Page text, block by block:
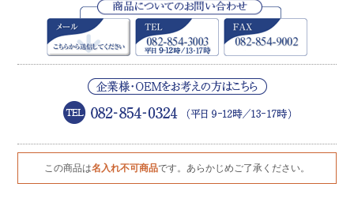
この商品は名入れ不可商品です。あらかじめご了承ください。